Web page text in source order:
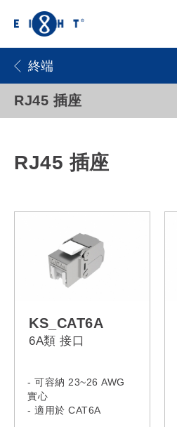
終端
RJ45 插座
RJ45 插座
KS_CAT6A
6A類 接口
- 可容納 23~26 AWG
實心
- 適用於 CAT6A